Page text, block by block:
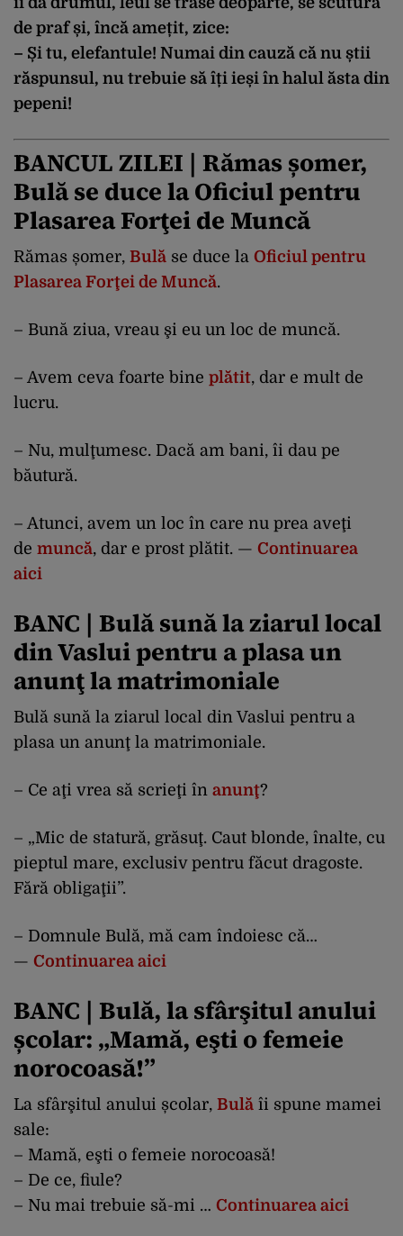
de praf și, încă amețit, zice:
– Și tu, elefantule! Numai din cauză că nu știi
răspunsul, nu trebuie să îți ieși în halul ăsta din
pepeni!
BANCUL ZILEI | Rămas șomer,
Bulă se duce la Oficiul pentru
Plasarea Forţei de Muncă
Rămas șomer, Bulă se duce la Oficiul pentru
Plasarea Forţei de Muncă.
– Bună ziua, vreau şi eu un loc de muncă.
– Avem ceva foarte bine plătit, dar e mult de
lucru.
– Nu, mulţumesc. Dacă am bani, îi dau pe
băutură.
– Atunci, avem un loc în care nu prea aveţi
de muncă, dar e prost plătit. — Continuarea
aici
BANC | Bulă sună la ziarul local
din Vaslui pentru a plasa un
anunţ la matrimoniale
Bulă sună la ziarul local din Vaslui pentru a
plasa un anunţ la matrimoniale.
– Ce aţi vrea să scrieţi în anunţ?
– „Mic de statură, grăsuţ. Caut blonde, înalte, cu
pieptul mare, exclusiv pentru făcut dragoste.
Fără obligaţii”.
– Domnule Bulă, mă cam îndoiesc că…
— Continuarea aici
BANC | Bulă, la sfârşitul anului
școlar: „Mamă, eşti o femeie
norocoasă!”
La sfârşitul anului școlar, Bulă îi spune mamei
sale:
– Mamă, eşti o femeie norocoasă!
– De ce, fiule?
– Nu mai trebuie să-mi … Continuarea aici